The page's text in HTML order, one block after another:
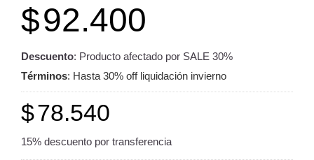
$92.400
Descuento: Producto afectado por SALE 30%
Términos: Hasta 30% off liquidación invierno
$78.540
15% descuento por transferencia